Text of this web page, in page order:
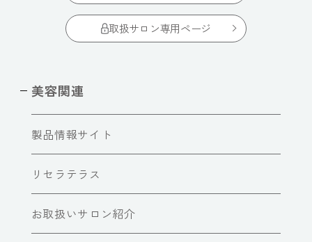
取扱サロン専用ページ
美容関連
製品情報サイト
リセラテラス
お取扱いサロン紹介